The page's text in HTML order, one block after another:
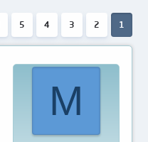
1
2
3
4
5
M